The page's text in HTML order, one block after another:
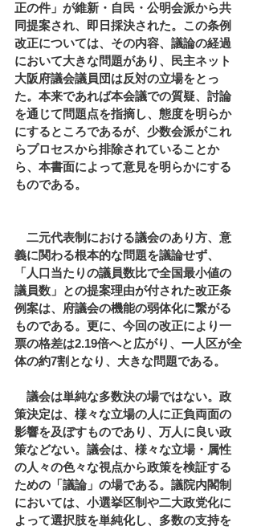
正の件」が維新・自民・公明会派から共
同提案され、即日採決された。この条例
改正については、その内容、議論の経過
において大きな問題があり、民主ネット
大阪府議会議員団は反対の立場をとっ
た。本来であれば本会議での質疑、討論
を通じて問題点を指摘し、態度を明らか
にするところであるが、少数会派がこれ
らプロセスから排除されていることか
ら、本書面によって意見を明らかにする
ものである。
二元代表制における議会のあり方、意
義に関わる根本的な問題を議論せず、
「人口当たりの議員数比で全国最小値の
議員数」との提案理由が付された改正条
例案は、府議会の機能の弱体化に繋がる
ものである。更に、今回の改正により一
票の格差は2.19倍へと広がり、一人区が全
体の約7割となり、大きな問題である。
議会は単純な多数決の場ではない。政
策決定は、様々な立場の人に正負両面の
影響を及ぼすものであり、万人に良い政
策などない。議会は、様々な立場・属性
の人々の色々な視点から政策を検証する
ための「議論」の場である。議院内閣制
においては、小選挙区制や二大政党化に
よって選択肢を単純化し、多数の支持を